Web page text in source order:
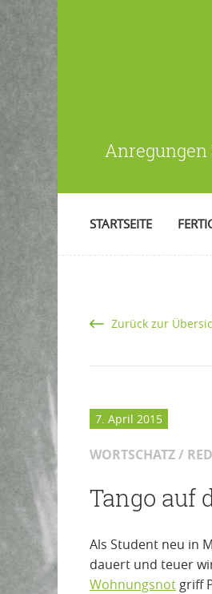
STARTSEITE
Zurück zur
7. April 2015
WORTSCHATZ /
Tango auf
Als Student neu in
dauert und teuer
Wohnungsnot griff